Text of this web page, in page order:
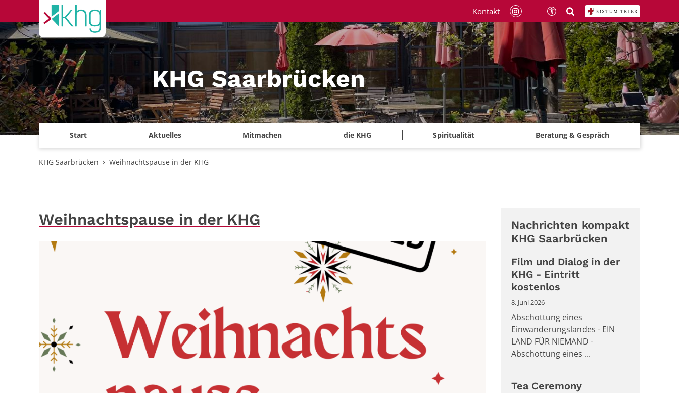
Zum Inhalt springen
KHG Saarbrücken
Start Aktuelles Mitmachen die KHG Spiritualität Beratung & Gespräch
Kontakt
KHG Saarbrücken Weihnachtspause in der KHG
Weihnachtspause in der KHG
Nachrichten kompakt
KHG Saarbrücken
Film und Dialog in der
KHG - Eintritt
kostenlos
8. Juni 2026
Abschottung eines
Einwanderungslandes - EIN
LAND FÜR NIEMAND -
Abschottung eines ...
Tea Ceremony